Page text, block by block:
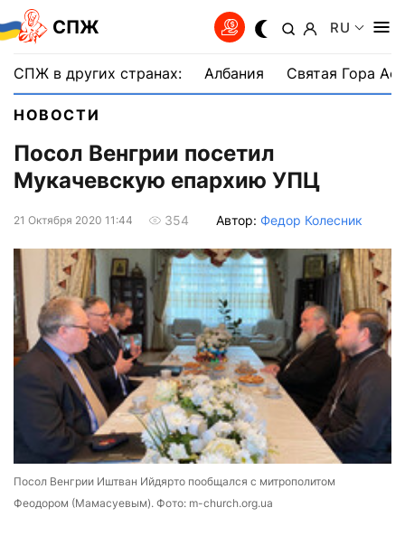
СПЖ RU
СПЖ в других странах: Албания Святая Гора
НОВОСТИ
Посол Венгрии посетил
Мукачевскую епархию УПЦ
21 Октября 2020 11:44 354 Автор: Федор Колесник
Посол Венгрии Иштван Ийдярто пообщался с митрополитом
Феодором (Мамасуевым). Фото: m-church.org.ua